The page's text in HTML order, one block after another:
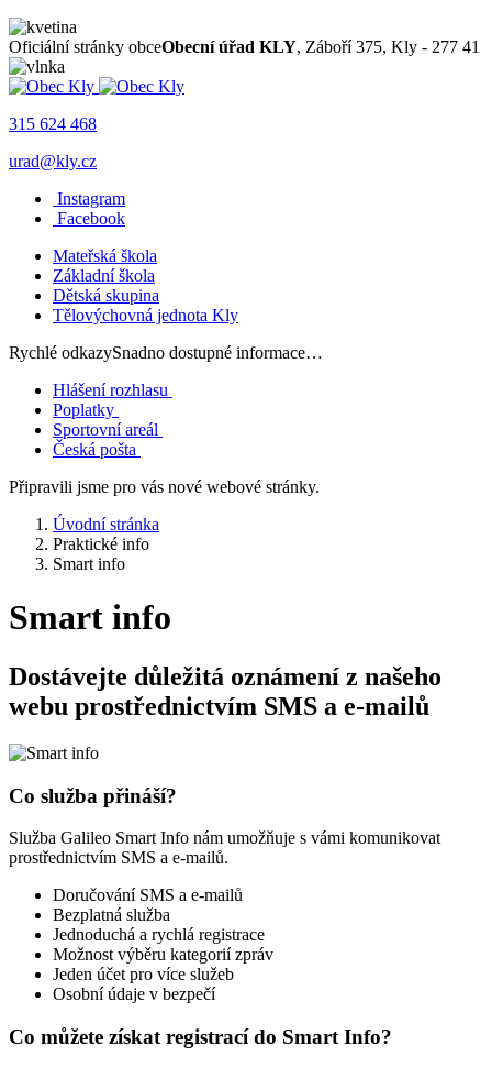
Oficiální stránky obceObecní úřad KLY, Záboří 375, Kly - 277 41
315 624 468
urad@kly.cz
Instagram
Facebook
Mateřská škola
Základní škola
Dětská skupina
Tělovýchovná jednota Kly
Rychlé odkazySnadno dostupné informace…
Hlášení rozhlasu
Poplatky
Sportovní areál
Česká pošta
Připravili jsme pro vás nové webové stránky.
Úvodní stránka
Praktické info
Smart info
Smart info
Dostávejte důležitá oznámení z našeho
webu prostřednictvím SMS a e-mailů
Co služba přináší?
Služba Galileo Smart Info nám umožňuje s vámi komunikovat
prostřednictvím SMS a e-mailů.
Doručování SMS a e-mailů
Bezplatná služba
Jednoduchá a rychlá registrace
Možnost výběru kategorií zpráv
Jeden účet pro více služeb
Osobní údaje v bezpečí
Co můžete získat registrací do Smart Info?